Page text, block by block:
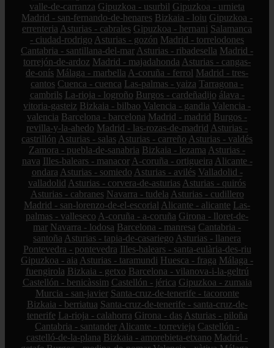
valle-de-carranza Gipuzkoa - usurbil Gipuzkoa - urnieta
Madrid - san-fernando-de-henares Bizkaia - loiu Gipuzkoa -
errenteria Asturias - cabrales Gipuzkoa - hernani Salamanca
- ciudad-rodrigo Asturias - gozón Madrid - torrelodones
Cantabria - santillana-del-mar Asturias - ribadesella Madrid -
torrejón-de-ardoz Madrid - majadahonda Asturias - cangas-
de-onís Málaga - marbella A-coruña - ferrol Madrid - tres-
cantos Cuenca - cuenca Las-palmas - yaiza Tarragona -
cambrils La-rioja - logroño Burgos - cardeñadijo álava -
vitoria-gasteiz Bizkaia - bilbao Valencia - gandia Valencia -
valencia Barcelona - barcelona Madrid - madrid Burgos -
revilla-y-la-ahedo Madrid - las-rozas-de-madrid Asturias -
castrillón Asturias - salas Asturias - carreño Asturias - valdés
Zamora - puebla-de-sanabria Bizkaia - lezama Asturias -
nava Illes-balears - manacor A-coruña - ortigueira Alicante -
ondara Asturias - somiedo Asturias - avilés Valladolid -
valladolid Asturias - corvera-de-asturias Asturias - quirós
Asturias - cabranes Navarra - tudela Asturias - cudillero
Madrid - san-lorenzo-de-el-escorial Alicante - alicante Las-
palmas - valleseco A-coruña - a-coruña Girona - lloret-de-
mar Navarra - lodosa Barcelona - manresa Cantabria -
santoña Asturias - tapia-de-casariego Asturias - llanera
Pontevedra - pontevedra Illes-balears - santa-eulària-des-riu
Gipuzkoa - aia Asturias - taramundi Huesca - fraga Málaga -
fuengirola Bizkaia - getxo Barcelona - vilanova-i-la-geltrú
Castellón - benicàssim Castellón - jérica Gipuzkoa - zumaia
Murcia - san-javier Santa-cruz-de-tenerife - tacoronte
Bizkaia - berriatua Santa-cruz-de-tenerife - santa-cruz-de-
tenerife La-rioja - calahorra Girona - das Asturias - piloña
Cantabria - santander Alicante - torrevieja Castellón -
castelló-de-la-plana Bizkaia - amorebieta-etxano Madrid -